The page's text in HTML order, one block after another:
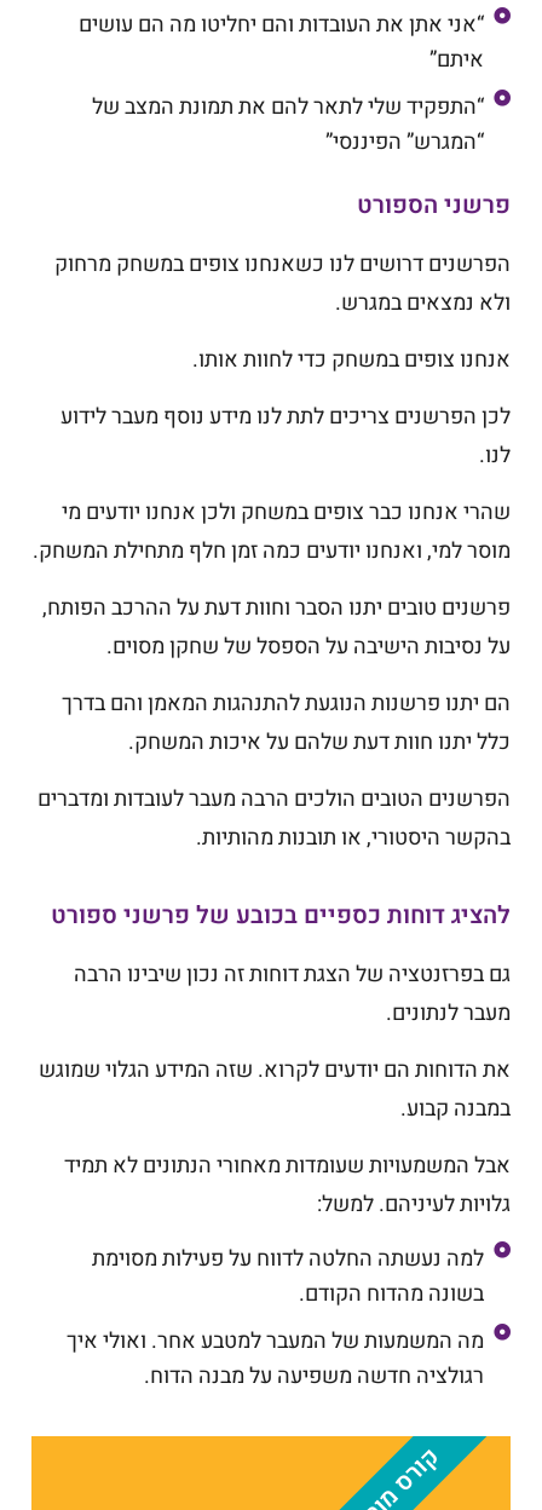
“אני אתן את העובדות והם יחליטו מה הם עושים
איתם”
“התפקיד שלי לתאר להם את תמונת המצב של
“המגרש” הפיננסי”
פרשני הספורט
הפרשנים דרושים לנו כשאנחנו צופים במשחק מרחוק
ולא נמצאים במגרש.
אנחנו צופים במשחק כדי לחוות אותו.
לכן הפרשנים צריכים לתת לנו מידע נוסף מעבר לידוע
לנו.
שהרי אנחנו כבר צופים במשחק ולכן אנחנו יודעים מי
מוסר למי, ואנחנו יודעים כמה זמן חלף מתחילת המשחק.
פרשנים טובים יתנו הסבר וחוות דעת על ההרכב הפותח,
על נסיבות הישיבה על הספסל של שחקן מסוים.
הם יתנו פרשנות הנוגעת להתנהגות המאמן והם בדרך
כלל יתנו חוות דעת שלהם על איכות המשחק.
הפרשנים הטובים הולכים הרבה מעבר לעובדות ומדברים
בהקשר היסטורי, או תובנות מהותיות.
להציג דוחות כספיים בכובע של פרשני ספורט
גם בפרזנטציה של הצגת דוחות זה נכון שיבינו הרבה
מעבר לנתונים.
את הדוחות הם יודעים לקרוא. שזה המידע הגלוי שמוגש
במבנה קבוע.
אבל המשמעויות שעומדות מאחורי הנתונים לא תמיד
גלויות לעיניהם. למשל:
למה נעשתה החלטה לדווח על פעילות מסוימת
בשונה מהדוח הקודם.
מה המשמעות של המעבר למטבע אחר. ואולי איך
רגולציה חדשה משפיעה על מבנה הדוח.